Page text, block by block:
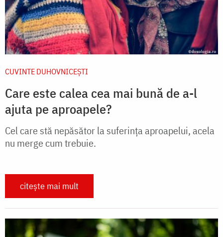
CUVINTE DUHOVNICEȘTI
Care este calea cea mai bună de a-l
ajuta pe aproapele?
Cel care stă nepăsător la suferința aproapelui, acela
nu merge cum trebuie.
citește mai mult